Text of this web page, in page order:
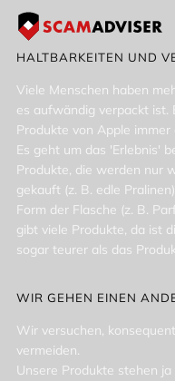
HALTBARKEITEN UND
Viele Menschen haben
es aufwändig verpackt ist.
Produkte von Apple
Es geht um das 'Erlebnis'
Produkte, die werden nur
gekauft (z. B. edle
Form der Flasche (z. B.
gibt viele Produkte, da ist
sogar teurer als das
WIR GEHEN EINEN
Wir versuchen,
vermeiden.
Unsere Produkte stehen